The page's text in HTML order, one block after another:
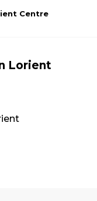
Centre
Lorient